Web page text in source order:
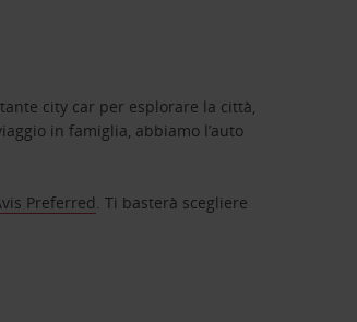
city car per esplorare la città,
in famiglia, abbiamo l’auto
Preferred. Ti basterà scegliere